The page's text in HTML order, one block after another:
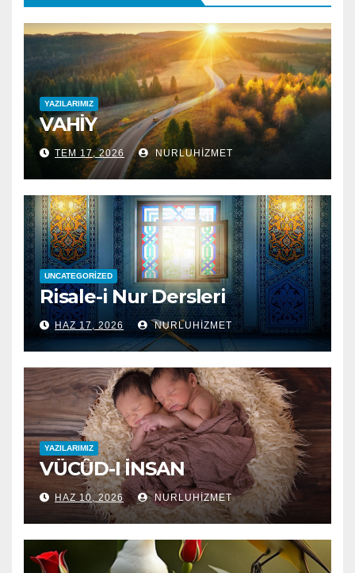
YAZILARIMIZ
VAHİY
TEM 17, 2026 NURLUHIZMET
UNCATEGORIZED
Risale-i Nur Dersleri
HAZ 17, 2026 NURLUHIZMET
YAZILARIMIZ
VÜCÛD-I İNSAN
HAZ 10, 2026 NURLUHIZMET